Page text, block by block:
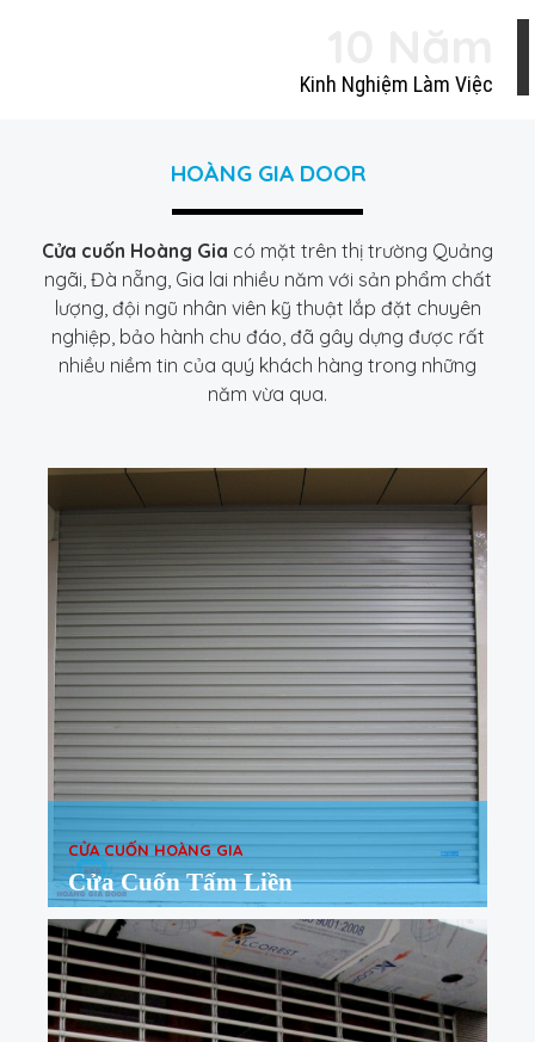
Kinh Nghiệm Làm Việc
HOÀNG GIA DOOR
Cửa cuốn Hoàng Gia có mặt trên thị trường Quảng
ngãi, Đà nẵng, Gia lai nhiều năm với sản phẩm chất
lượng, đội ngũ nhân viên kỹ thuật lắp đặt chuyên
nghiệp, bảo hành chu đáo, đã gây dựng được rất
nhiều niềm tin của quý khách hàng trong những
năm vừa qua.
CỬA CUỐN HOÀNG GIA
Cửa Cuốn Tấm Liền